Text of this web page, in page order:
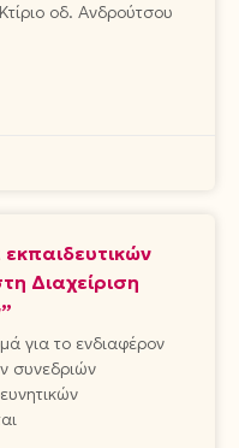
οδ. Ανδρούτσου
Διαχείριση
για το ενδιαφέρον
συνεδριών